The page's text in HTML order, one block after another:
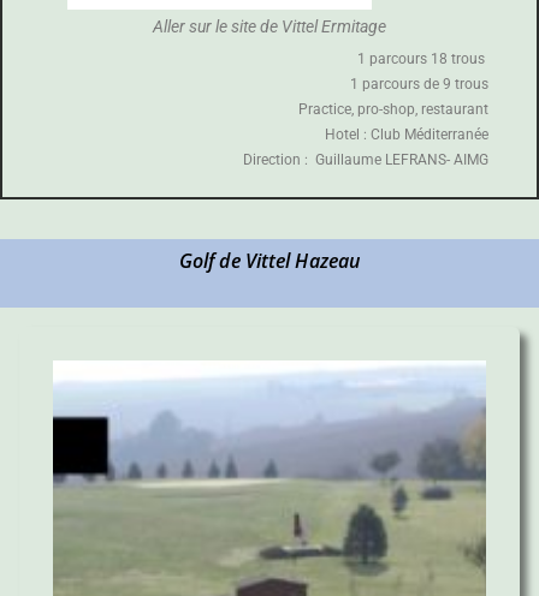
Aller sur le site de Vittel Ermitage
1 parcours 18 trous
1 parcours de 9 trous
Practice, pro-shop, restaurant
Hotel : Club Méditerranée
Direction : Guillaume LEFRANS- AIMG
Golf de Vittel Hazeau